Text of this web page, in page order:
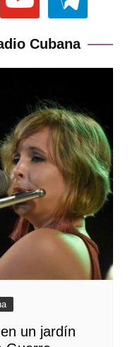
Cubana
un jardín